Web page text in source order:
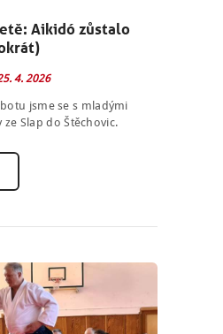
Aikidó zůstalo
4. 2026
jsme se s mladými
Slap do Štěchovic.